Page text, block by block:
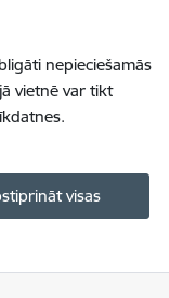
nepieciešamās
vietnē var tikt
visas